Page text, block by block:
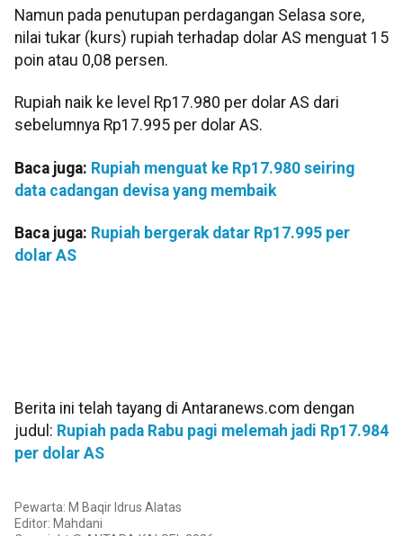
Namun pada penutupan perdagangan Selasa sore,
nilai tukar (kurs) rupiah terhadap dolar AS menguat 15
poin atau 0,08 persen.
Rupiah naik ke level Rp17.980 per dolar AS dari
sebelumnya Rp17.995 per dolar AS.
Baca juga: Rupiah menguat ke Rp17.980 seiring
data cadangan devisa yang membaik
Baca juga: Rupiah bergerak datar Rp17.995 per
dolar AS
Berita ini telah tayang di Antaranews.com dengan
judul: Rupiah pada Rabu pagi melemah jadi Rp17.984
per dolar AS
Pewarta: M Baqir Idrus Alatas
Editor: Mahdani